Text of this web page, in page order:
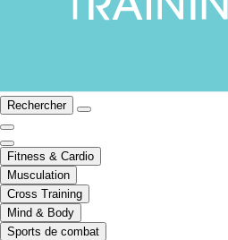
Rechercher
Fitness & Cardio
Musculation
Cross Training
Mind & Body
Sports de combat